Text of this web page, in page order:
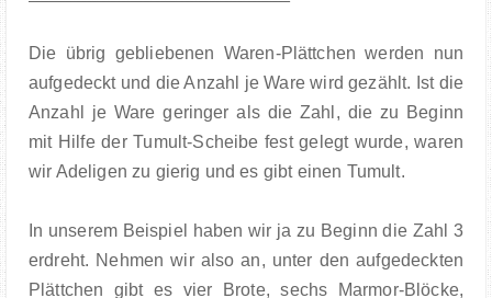
Die übrig gebliebenen Waren-Plättchen werden nun
aufgedeckt und die Anzahl je Ware wird gezählt. Ist die
Anzahl je Ware geringer als die Zahl, die zu Beginn
mit Hilfe der Tumult-Scheibe fest gelegt wurde, waren
wir Adeligen zu gierig und es gibt einen Tumult.
In unserem Beispiel haben wir ja zu Beginn die Zahl 3
erdreht. Nehmen wir also an, unter den aufgedeckten
Plättchen gibt es vier Brote, sechs Marmor-Blöcke,